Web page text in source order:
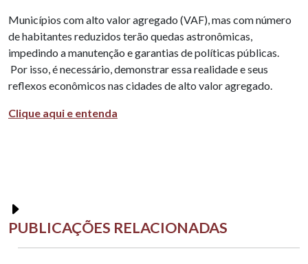
Municípios com alto valor agregado (VAF), mas com número
de habitantes reduzidos terão quedas astronômicas,
impedindo a manutenção e garantias de políticas públicas.
Por isso, é necessário, demonstrar essa realidade e seus
reflexos econômicos nas cidades de alto valor agregado.
Clique aqui e entenda
PUBLICAÇÕES RELACIONADAS